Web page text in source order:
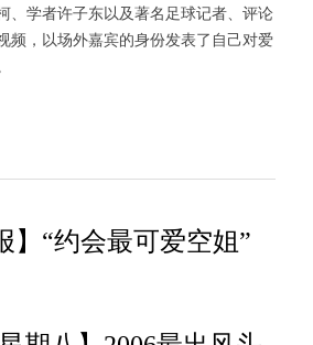
、学者许子东以及著名足球记者、评论
频，以场外嘉宾的身份发表了自己对爱
】“约会最可爱空姐”